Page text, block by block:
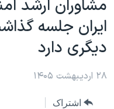
اصلی
جهش
به
صفحه
جهش
ایران
آمریکا
جهان
ورزشی
گزیده‌ها
برنامه های تلویزیونی
جدول برنامه ها
صفحه‌های ویژه
جام جهانی ۲۰۲۶
عملیات خشم حماسی
فرکانس‌های صدای آمریکا
پخش رادیویی
مشاوران ارشد
ایران جلسه
دیگری دارد
۲۸ اردیبهشت ۱۴۰۵
اشتراک